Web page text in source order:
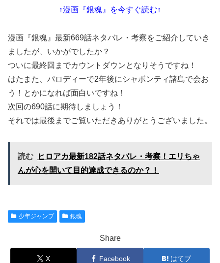
↑漫画『銀魂』を今すぐ読む↑
漫画『銀魂』最新669話ネタバレ・考察をご紹介していき
ましたが、いかがでしたか？
ついに最終回までカウントダウンとなりそうですね！
はたまた、パロディーで2年後にシャボンティ諸島で会お
う！とかになれば面白いですね！
次回の690話に期待しましょう！
それでは最後までご覧いただきありがとうございました。
読む
ヒロアカ最新182話ネタバレ・考察！エリちゃ
んが心を開いて目的達成できるのか？！
少年ジャンプ 銀魂
Share
X Facebook はてブ